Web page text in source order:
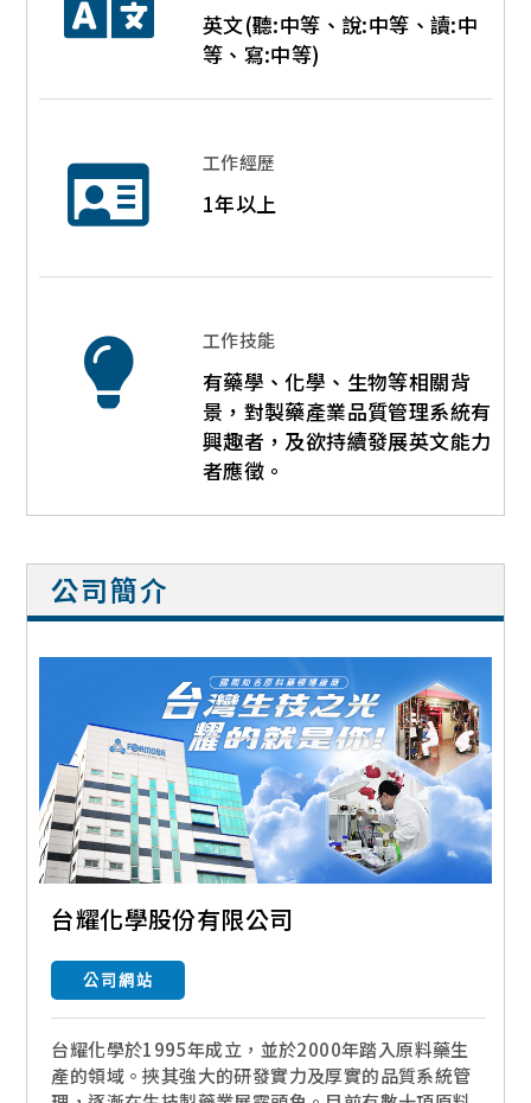
英文(聽:中等、說:中等、讀:中
等、寫:中等)
工作經歷
1年以上
工作技能
有藥學、化學、生物等相關背
景，對製藥產業品質管理系統有
興趣者，及欲持續發展英文能力
者應徵。
公司簡介
台耀化學股份有限公司
公司網站
台耀化學於1995年成立，並於2000年踏入原料藥生
產的領域。挾其強大的研發實力及厚實的品質系統管